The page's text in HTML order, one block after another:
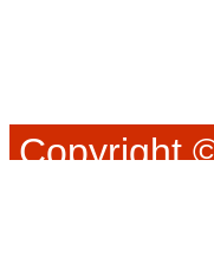
Copyright